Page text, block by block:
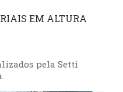
EM ALTURA
pela Setti